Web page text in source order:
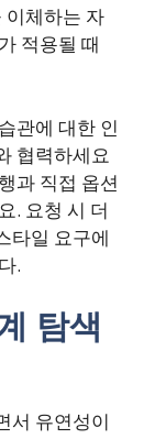
이체하는 자
적용될 때
관에 대한 인
협력하세요
과 직접 옵션
. 요청 시 더
타일 요구에
.
탐색
서 유연성이